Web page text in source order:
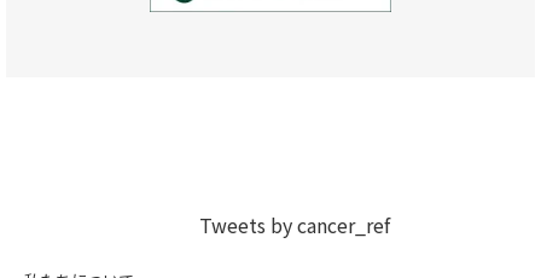
Tweets by cancer_ref